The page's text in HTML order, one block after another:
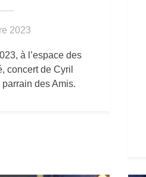
2023
à l’espace des
concert de Cyril
des Amis.